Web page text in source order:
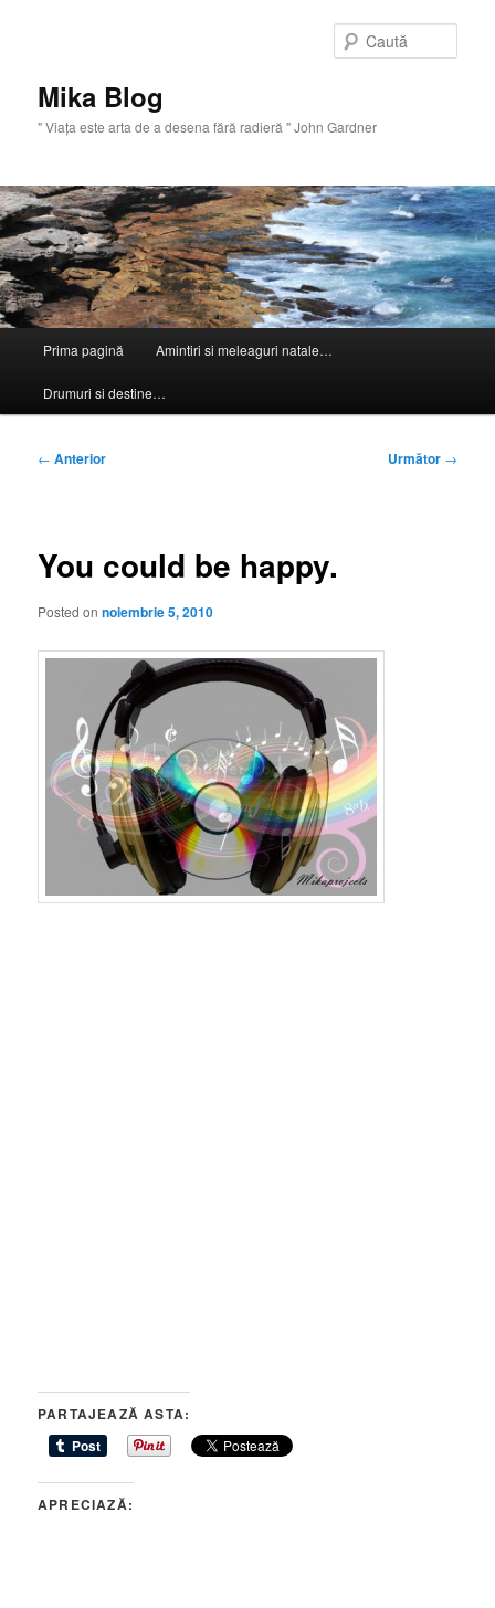
Mika Blog
" Viaţa este arta de a desena fără radieră " John Gardner
principal
Prima pagină Amintiri si meleaguri natale…
Drumuri si destine…
Navigare
← Anterior Următor →
You could be happy.
Posted onnoiembrie 5, 2010
PARTAJEAZĂ ASTA:
APRECIAZĂ: